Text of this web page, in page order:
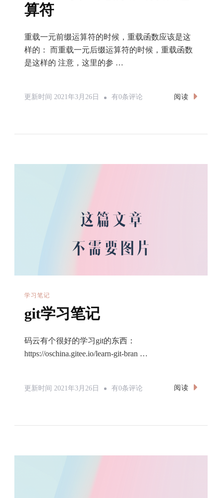
算符
重载一元前缀运算符的时候，重载函数应该是这
样的： 而重载一元后缀运算符的时候，重载函数
是这样的 注意，这里的参 …
更新时间 2021年3月26日
C++重
运
算
符
有0条评论 阅读
学习笔记
git学习笔记
码云有个很好的学习git的东西：
https://oschina.gitee.io/learn-git-bran …
更新时间 2021年3月26日
Git
有0条评论 阅读